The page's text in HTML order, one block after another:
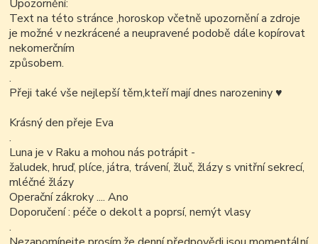
Upozornění:
Text na této stránce ,horoskop včetně upozornění a zdroje
je možné v nezkrácené a neupravené podobě dále kopírovat
nekomerčním
způsobem.
.
Přeji také vše nejlepší těm,kteří mají dnes narozeniny♥
Krásný den přeje Eva
.
Luna je v Raku a mohou nás potrápit -
žaludek, hruď, plíce, játra, trávení, žluč, žlázy s vnitřní sekrecí,
mléčné žlázy
Operační zákroky .... Ano
Doporučení : péče o dekolt a poprsí, nemýt vlasy
.